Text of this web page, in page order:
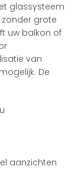
glassysteem
grote
uw balkon of
van
De
aanzichten